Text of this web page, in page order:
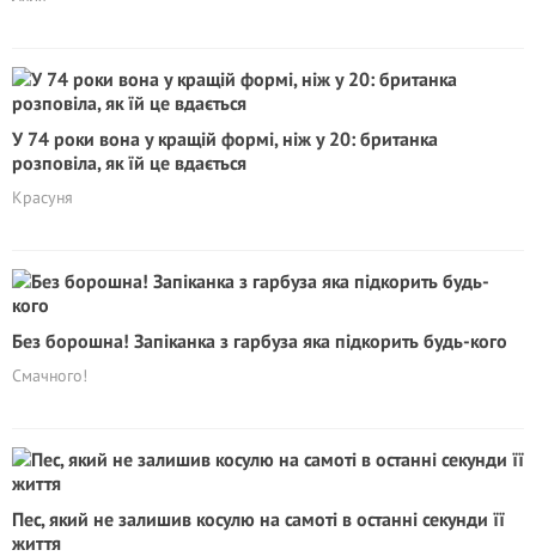
У 74 роки вона у кращій формі, ніж у 20: британка
розповіла, як їй це вдається
Красуня
Без борошна! Запіканка з гарбуза яка підкорить будь-кого
Смачного!
Пес, який не залишив косулю на самоті в останні секунди її
життя